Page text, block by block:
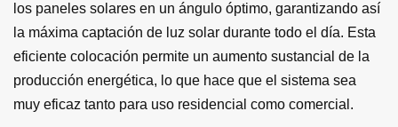
los paneles solares en un ángulo óptimo, garantizando así
la máxima captación de luz solar durante todo el día. Esta
eficiente colocación permite un aumento sustancial de la
producción energética, lo que hace que el sistema sea
muy eficaz tanto para uso residencial como comercial.